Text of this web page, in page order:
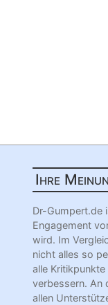
Ihre
Dr-Gumpert.de
Engagement
wird. Im
nicht alles so
alle
verbessern. An
allen